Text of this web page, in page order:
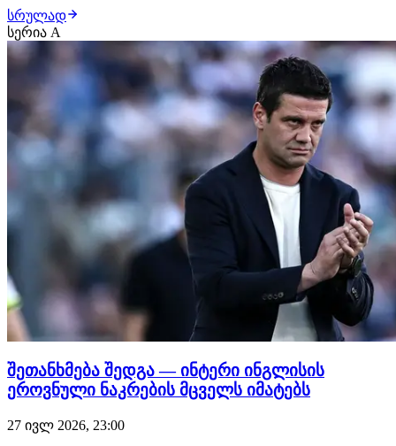
აგენტის თქმით, პოლონელ ფორვარდს ჰქონდა ტურინის
იუვენტუსსა და მილანში გადასვლის ვარიანტები, მაგრამ
გარიგება ფინანსური მიზეზის გამო არ შედგა.…
სრულად
სერია A
შეთანხმება შედგა — ინტერი ინგლისის
ეროვნული ნაკრების მცველს იმატებს
27 ივლ 2026, 23:00